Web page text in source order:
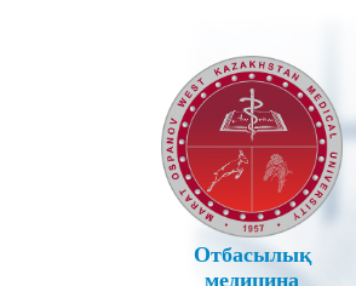
Отбасылық
медицина